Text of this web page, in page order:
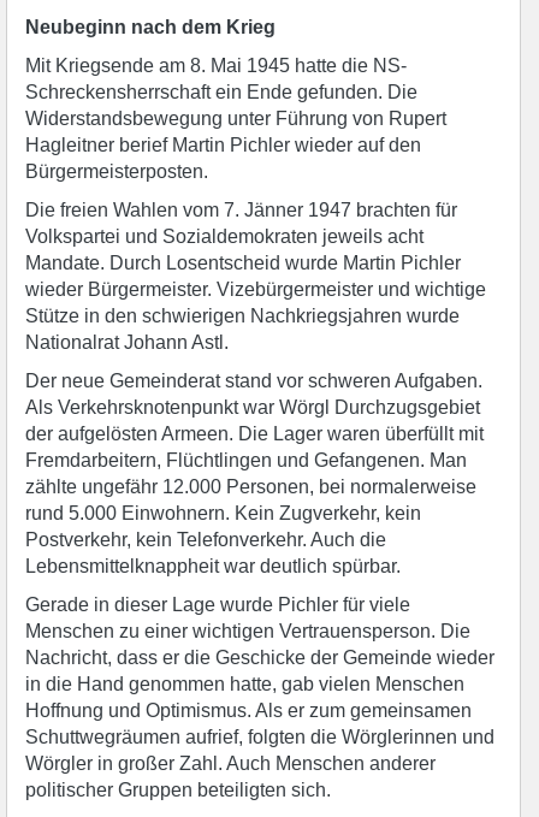
Neubeginn nach dem Krieg
Mit Kriegsende am 8. Mai 1945 hatte die NS-
Schreckensherrschaft ein Ende gefunden. Die
Widerstandsbewegung unter Führung von Rupert
Hagleitner berief Martin Pichler wieder auf den
Bürgermeisterposten.
Die freien Wahlen vom 7. Jänner 1947 brachten für
Volkspartei und Sozialdemokraten jeweils acht
Mandate. Durch Losentscheid wurde Martin Pichler
wieder Bürgermeister. Vizebürgermeister und wichtige
Stütze in den schwierigen Nachkriegsjahren wurde
Nationalrat Johann Astl.
Der neue Gemeinderat stand vor schweren Aufgaben.
Als Verkehrsknotenpunkt war Wörgl Durchzugsgebiet
der aufgelösten Armeen. Die Lager waren überfüllt mit
Fremdarbeitern, Flüchtlingen und Gefangenen. Man
zählte ungefähr 12.000 Personen, bei normalerweise
rund 5.000 Einwohnern. Kein Zugverkehr, kein
Postverkehr, kein Telefonverkehr. Auch die
Lebensmittelknappheit war deutlich spürbar.
Gerade in dieser Lage wurde Pichler für viele
Menschen zu einer wichtigen Vertrauensperson. Die
Nachricht, dass er die Geschicke der Gemeinde wieder
in die Hand genommen hatte, gab vielen Menschen
Hoffnung und Optimismus. Als er zum gemeinsamen
Schuttwegräumen aufrief, folgten die Wörglerinnen und
Wörgler in großer Zahl. Auch Menschen anderer
politischer Gruppen beteiligten sich.